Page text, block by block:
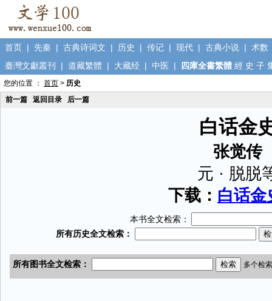
首页 | 先秦 | 古典诗词文 | 历史 | 传记 | 现代 | 古典小说 | 术数
臺灣文獻叢刊
| 道藏繁體 | 大藏经 | 中医 | 四庫全書繁體 經 史 子
您的位置 ： 首页 > 历史
前一篇
返回目录 后一篇
白话金
张觉传
元 · 脱脱
下载： 白话
本书全文检索：